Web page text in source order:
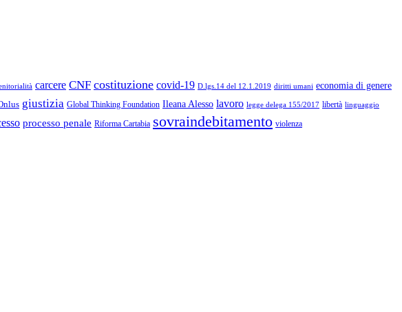
carcere CNF costituzione covid-19 D.lgs.14 del 12.1.2019 diritti umani economia di genere
giustizia Global Thinking Foundation Ileana Alesso lavoro legge delega 155/2017 libertà linguaggio
processo penale Riforma Cartabia sovraindebitamento violenza